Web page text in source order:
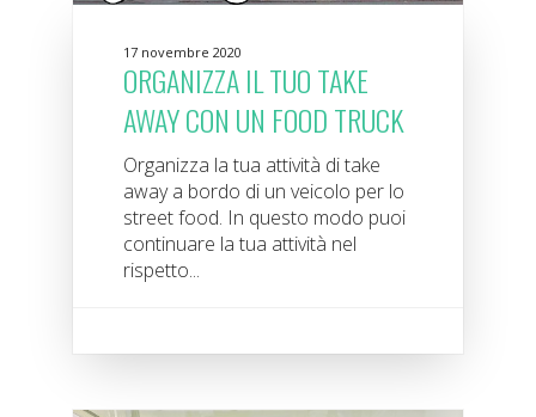
17 novembre 2020
ORGANIZZA IL TUO TAKE
AWAY CON UN FOOD TRUCK
Organizza la tua attività di take
away a bordo di un veicolo per lo
street food. In questo modo puoi
continuare la tua attività nel
rispetto...